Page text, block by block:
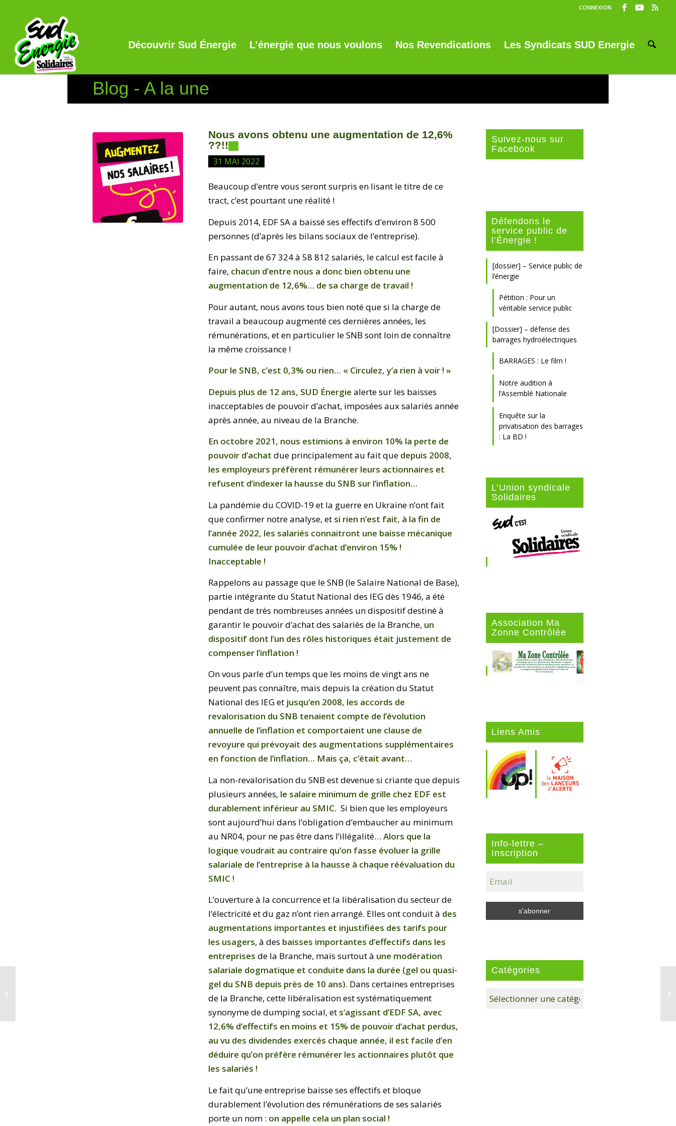
CONNEXION
Découvrir Sud Énergie L’énergie que nous voulons Nos Revendications Les Syndicats SUD Energie
Blog - A la une
Nous avons obtenu une augmentation de 12,6%
??!!
31 MAI 2022
Beaucoup d’entre vous seront surpris en lisant le titre de ce
tract, c’est pourtant une réalité !
Depuis 2014, EDF SA a baissé ses effectifs d’environ 8 500
personnes (d’après les bilans sociaux de l’entreprise).
En passant de 67 324 à 58 812 salariés, le calcul est facile à
faire, chacun d’entre nous a donc bien obtenu une
augmentation de 12,6%… de sa charge de travail !
Pour autant, nous avons tous bien noté que si la charge de
travail a beaucoup augmenté ces dernières années, les
rémunérations, et en particulier le SNB sont loin de connaître
la même croissance !
Pour le SNB, c’est 0,3% ou rien… « Circulez, y’a rien à voir ! »
Depuis plus de 12 ans, SUD Énergie alerte sur les baisses
inacceptables de pouvoir d’achat, imposées aux salariés année
après année, au niveau de la Branche.
En octobre 2021, nous estimions à environ 10% la perte de
pouvoir d’achatdue principalement au fait que depuis 2008,
les employeurs préfèrent rémunérer leurs actionnaires et
refusent d’indexer la hausse du SNB sur l’inflation…
La pandémie du COVID-19 et la guerre en Ukraine n’ont fait
que confirmer notre analyse, et si rien n’est fait, à la fin de
l’année 2022, les salariés connaitront une baisse mécanique
cumulée de leur pouvoir d’achat d’environ 15% !
Inacceptable !
Rappelons au passage que le SNB (le Salaire National de Base),
partie intégrante du Statut National des IEG dès 1946, a été
pendant de très nombreuses années un dispositif destiné à
garantir le pouvoir d’achat des salariés de la Branche, un
dispositif dont l’un des rôles historiques était justement de
compenser l’inflation !
On vous parle d’un temps que les moins de vingt ans ne
peuvent pas connaître, mais depuis la création du Statut
National des IEG et jusqu’en 2008, les accords de
revalorisation du SNB tenaient compte de l’évolution
annuelle de l’inflation et comportaient une clause de
revoyure qui prévoyait des augmentations supplémentaires
en fonction de l’inflation… Mais ça, c’était avant…
La non-revalorisation du SNB est devenue si criante que depuis
plusieurs années, le salaire minimum de grille chez EDF est
durablement inférieur au SMIC. Si bien que les employeurs
sont aujourd’hui dans l’obligation d’embaucher au minimum
au NR04, pour ne pas être dans l’illégalité…Alors que la
logique voudrait au contraire qu’on fasse évoluer la grille
salariale de l’entreprise à la hausse à chaque réévaluation du
SMIC !
L’ouverture à la concurrence et la libéralisation du secteur de
l’électricité et du gaz n’ont rien arrangé. Elles ont conduit à des
augmentations importantes et injustifiées des tarifs pour
les usagers, à des baisses importantes d’effectifs dans les
entreprises de la Branche, mais surtout à une modération
salariale dogmatique et conduite dans la durée (gel ou quasi-
gel du SNB depuis près de 10 ans). Dans certaines entreprises
de la Branche, cette libéralisation est systématiquement
synonyme de dumping social, et s’agissant d’EDF SA, avec
12,6% d’effectifs en moins et 15% de pouvoir d’achat perdus,
au vu des dividendes exercés chaque année, il est facile d’en
déduire qu’on préfère rémunérer les actionnaires plutôt que
les salariés !
Le fait qu’une entreprise baisse ses effectifs et bloque
durablement l’évolution des rémunérations de ses salariés
porte un nom : on appelle cela un plan social !
Suivez-nous sur
Facebook
Défendons le
service public de
l’Énergie !
[dossier] – Service public de
l’énergie
Pétition : Pour un
véritable service public
[Dossier] – défense des
barrages hydroélectriques
BARRAGES : Le film !
Notre audition à
l’Assemblé Nationale
Enquête sur la
privatisation des barrages
: La BD !
L’Union syndicale
Solidaires
Association Ma
Zonne Contrôlée
Liens Amis
Info-lettre –
Inscription
Catégories
Catégories